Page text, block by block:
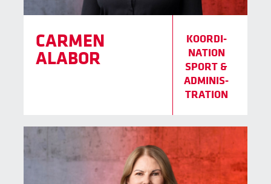
CARMEN
ALABOR
KOORDI­
NATION
SPORT &
ADMINIS­
TRATION